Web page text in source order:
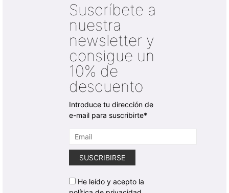
Suscríbete a
nuestra
newsletter y
consigue un
10% de
descuento
Introduce tu dirección de
e-mail para suscribirte*
He leído y acepto la